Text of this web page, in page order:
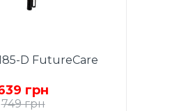
D FutureCare
грн
749 грн